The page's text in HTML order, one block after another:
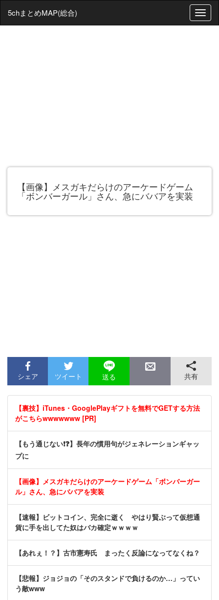
T
o
5chまとめMAP(総合)
【画像】メスガキだらけのアーケードゲーム
「ボンバーガール」さん、急にババアを実装
シェア ツイート 送る 共有
【裏技】iTunes・GooglePlayギフトを無料でGETする方法
がこちらwwwwwww [PR]
【もう通じない❗❓】長年の慣用句がジェネレーションギャッ
プに
【画像】メスガキだらけのアーケードゲーム「ボンバーガー
ル」さん、急にババアを実装
【速報】ビットコイン、完全に逝く やはり賢ぶって仮想通
貨に手を出してた奴はバカ確定ｗｗｗｗ
【あれぇ！？】古市憲寿氏 まったく反論になってなくね？
【悲報】ジョジョの「そのスタンドで負けるのか…」ってい
う敵www